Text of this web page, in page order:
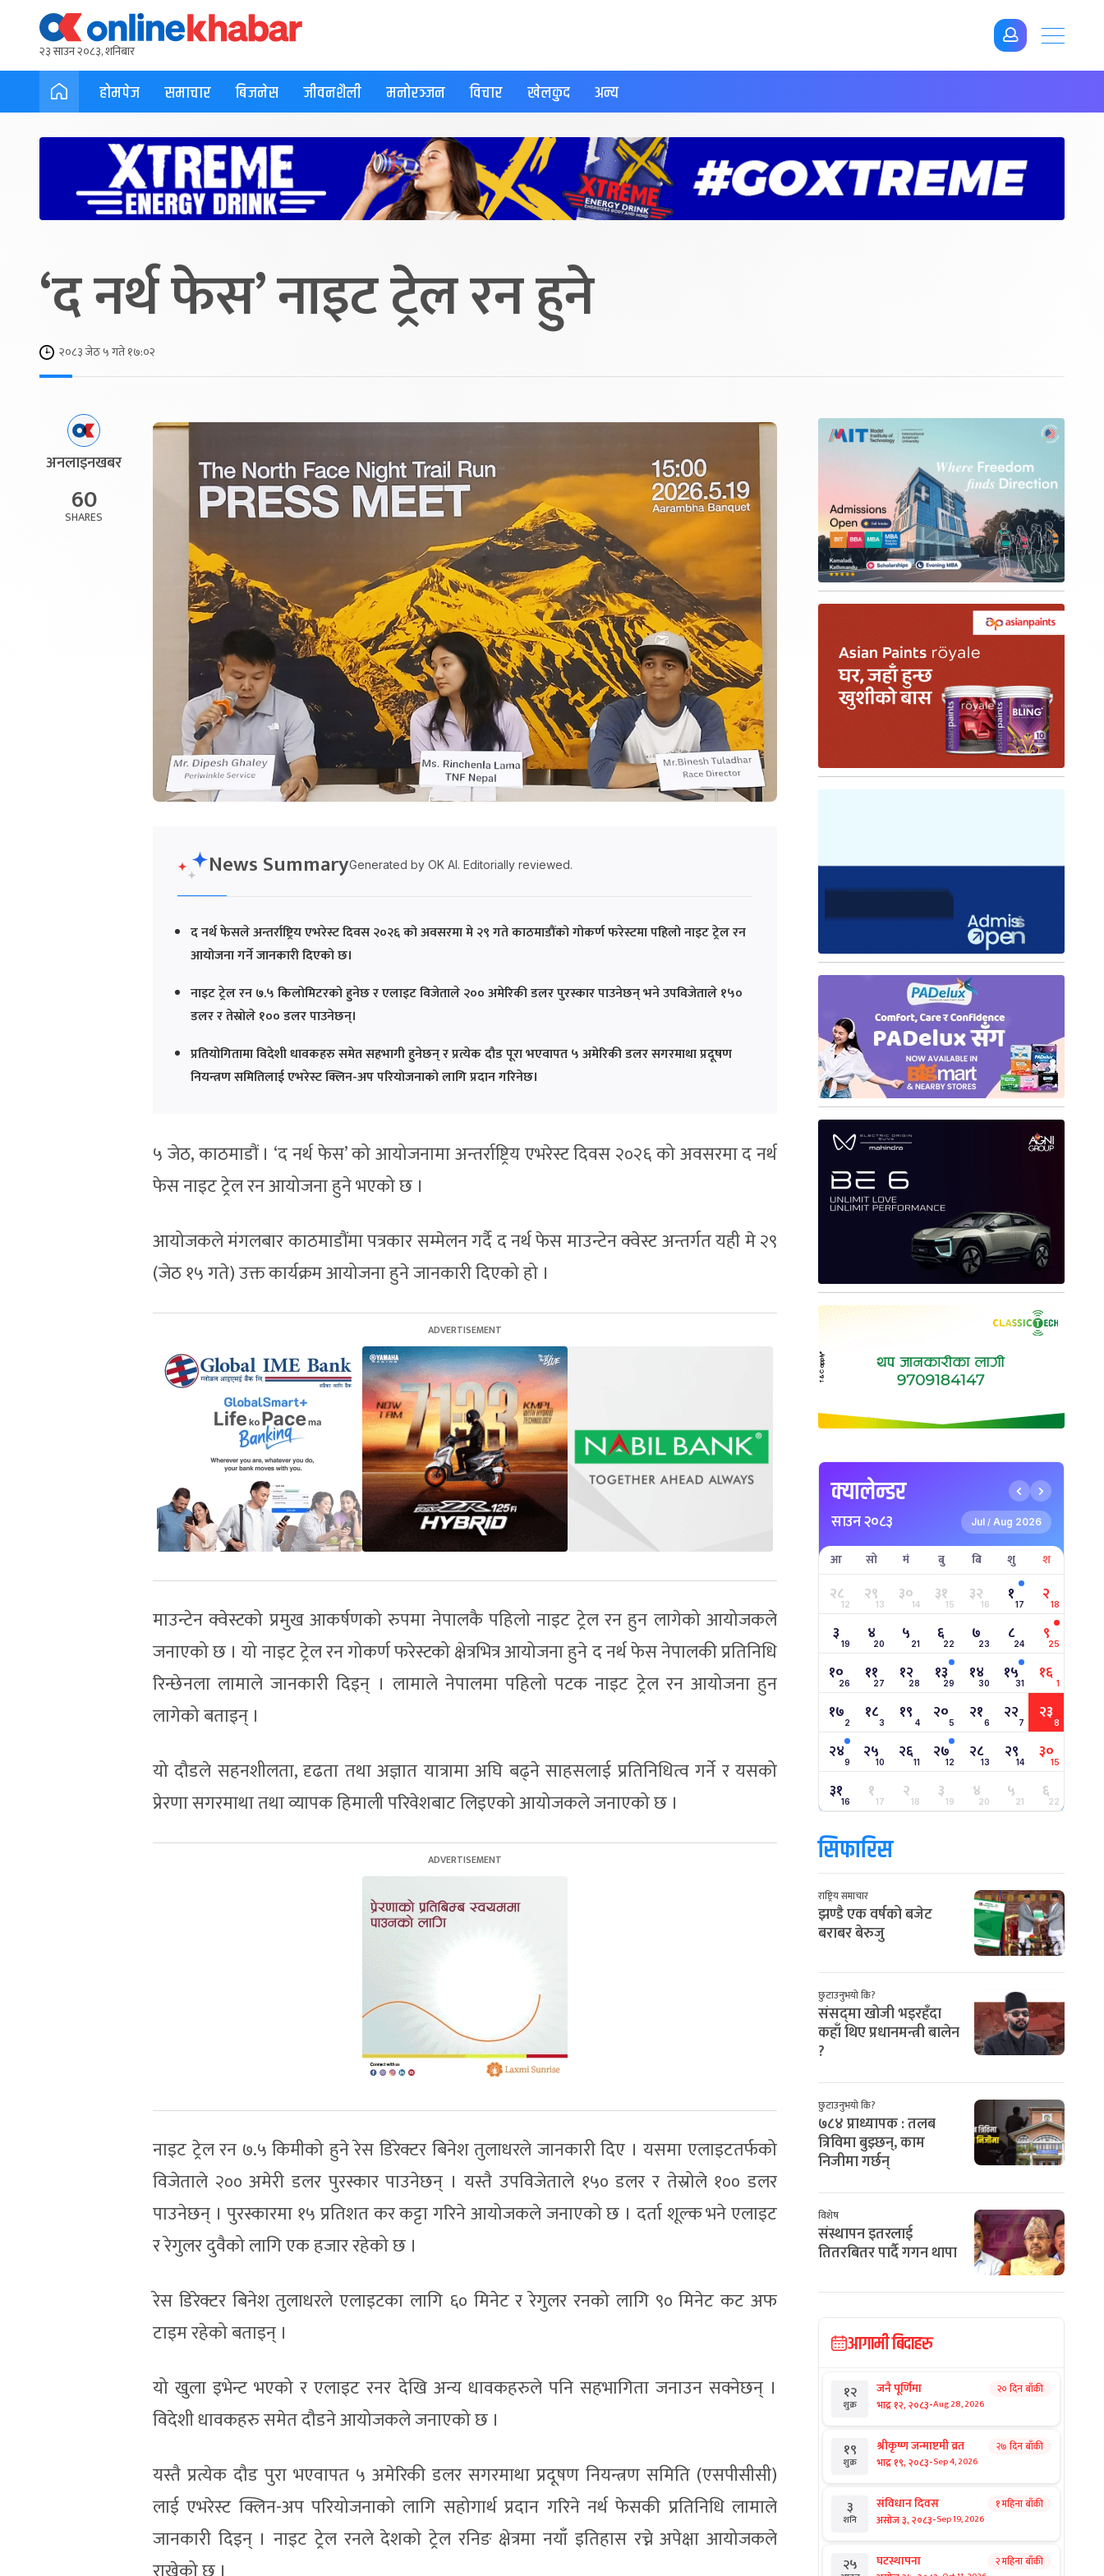
२३ साउन २०८३, शनिबार
होमपेज समाचार बिजनेस जीवनशैली मनोरञ्जन विचार खेलकुद अन्य
‘द नर्थ फेस’ नाइट ट्रेल रन हुने
२०८३ जेठ ५ गते १७:०२
अनलाइनखबर
60
SHARES
News SummaryGenerated by OK AI. Editorially reviewed.
द नर्थ फेसले अन्तर्राष्ट्रिय एभरेस्ट दिवस २०२६ को अवसरमा मे २९ गते काठमाडौंको गोकर्ण फरेस्टमा पहिलो नाइट ट्रेल रन
आयोजना गर्ने जानकारी दिएको छ।
नाइट ट्रेल रन ७.५ किलोमिटरको हुनेछ र एलाइट विजेताले २०० अमेरिकी डलर पुरस्कार पाउनेछन् भने उपविजेताले १५०
डलर र तेस्रोले १०० डलर पाउनेछन्।
प्रतियोगितामा विदेशी धावकहरु समेत सहभागी हुनेछन् र प्रत्येक दौड पूरा भएवापत ५ अमेरिकी डलर सगरमाथा प्रदूषण
नियन्त्रण समितिलाई एभरेस्ट क्लिन-अप परियोजनाको लागि प्रदान गरिनेछ।
५ जेठ, काठमाडौं । ‘द नर्थ फेस’ को आयोजनामा अन्तर्राष्ट्रिय एभरेस्ट दिवस २०२६ को अवसरमा द नर्थ
फेस नाइट ट्रेल रन आयोजना हुने भएको छ ।
आयोजकले मंगलबार काठमाडौंमा पत्रकार सम्मेलन गर्दै द नर्थ फेस माउन्टेन क्वेस्ट अन्तर्गत यही मे २९
(जेठ १५ गते) उक्त कार्यक्रम आयोजना हुने जानकारी दिएको हो ।
माउन्टेन क्वेस्टको प्रमुख आकर्षणको रुपमा नेपालकै पहिलो नाइट ट्रेल रन हुन लागेको आयोजकले
जनाएको छ । यो नाइट ट्रेल रन गोकर्ण फरेस्टको क्षेत्रभित्र आयोजना हुने द नर्थ फेस नेपालकी प्रतिनिधि
रिन्छेनला लामाले जानकारी दिइन् । लामाले नेपालमा पहिलो पटक नाइट ट्रेल रन आयोजना हुन
लागेको बताइन् ।
यो दौडले सहनशीलता, दृढता तथा अज्ञात यात्रामा अघि बढ्‌ने साहसलाई प्रतिनिधित्व गर्ने र यसको
प्रेरणा सगरमाथा तथा व्यापक हिमाली परिवेशबाट लिइएको आयोजकले जनाएको छ ।
नाइट ट्रेल रन ७.५ किमीको हुने रेस डिरेक्टर बिनेश तुलाधरले जानकारी दिए । यसमा एलाइटतर्फको
विजेताले २०० अमेरी डलर पुरस्कार पाउनेछन् । यस्तै उपविजेताले १५० डलर र तेस्रोले १०० डलर
पाउनेछन् । पुरस्कारमा १५ प्रतिशत कर कट्टा गरिने आयोजकले जनाएको छ । दर्ता शूल्क भने एलाइट
र रेगुलर दुवैको लागि एक हजार रहेको छ ।
रेस डिरेक्टर बिनेश तुलाधरले एलाइटका लागि ६० मिनेट र रेगुलर रनको लागि ९० मिनेट कट अफ
टाइम रहेको बताइन् ।
यो खुला इभेन्ट भएको र एलाइट रनर देखि अन्य धावकहरुले पनि सहभागिता जनाउन सक्नेछन् ।
विदेशी धावकहरु समेत दौडने आयोजकले जनाएको छ ।
यस्तै प्रत्येक दौड पुरा भएवापत ५ अमेरिकी डलर सगरमाथा प्रदूषण नियन्त्रण समिति (एसपीसीसी)
लाई एभरेस्ट क्लिन-अप परियोजनाको लागि सहोगार्थ प्रदान गरिने नर्थ फेसकी प्रतिनिधि लामाले
जानकारी दिइन् । नाइट ट्रेल रनले देशको ट्रेल रनिङ क्षेत्रमा नयाँ इतिहास रच्ने अपेक्षा आयोजकले
क्यालेन्डर
साउन २०८३ Jul / Aug 2026
आ सो मं बु बि शु श
२८12 २९13 ३०14 ३१15 ३२16 १17 २18
३ 19 ४20 ५ 21 ६22 ७23 ८24 ९25
१०26 ११27 १२28 १३29 १४30 १५31 १६ 1
१७2 १८3 १९ 4 २०5 २१6 २२7 २३8
२४9 २५10 २६11 २७12 २८13 २९14 ३०15
३१16 १17 २18 ३19 ४20 ५21 ६22
सिफारिस
राष्ट्रिय समाचार
झण्डै एक वर्षको बजेट
बराबर बेरुजु
छुटाउनुभयो कि?
संसद्‌मा खोजी भइरहँदा
कहाँ थिए प्रधानमन्त्री बालेन
?
छुटाउनुभयो कि?
७८४ प्राध्यापक : तलब
त्रिविमा बुझ्छन्, काम
निजीमा गर्छन्
विशेष
संस्थापन इतरलाई
तितरबितर पार्दै गगन थापा
आगामी बिदाहरु
१२
शुक्र
जनै पूर्णिमा
भाद्र १२, २०८३-Aug 28, 2026
२० दिन बाँकी
१९
शुक्र
श्रीकृष्ण जन्माष्टमी व्रत
भाद्र १९, २०८३-Sep 4, 2026
२७ दिन बाँकी
३
शनि
संविधान दिवस
असोज ३, २०८३-Sep 19, 2026
१ महिना बाँकी
२५ घटस्थापना २ महिना बाँकी